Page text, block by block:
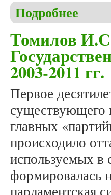
Подробнее
Томилов
2003-2011 гг.
Первое
существующего
главных
происходило
используемых в
формировалась